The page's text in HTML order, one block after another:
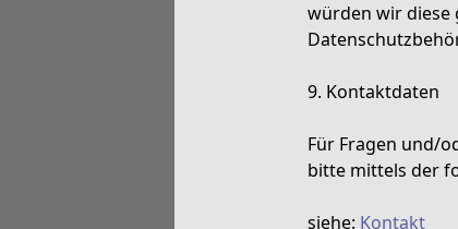
würden wir diese
9. Kontaktdaten
Für Fragen und/
bitte mittels der
siehe: Kontakt